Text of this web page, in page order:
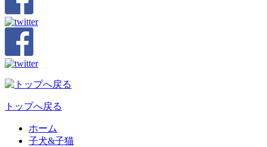
トップへ戻る
ホーム
子犬&子猫